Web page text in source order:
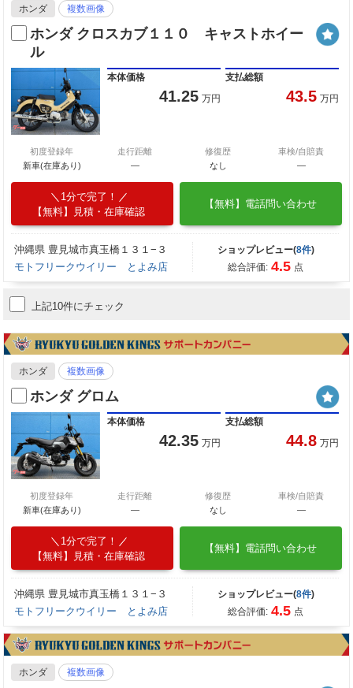
ホンダ 複数画像
ホンダ クロスカブ１１０ キャストホイー
ル
本体価格
41.25 万円
支払総額
43.5 万円
初度登録年
新車(在庫あり)
走行距離
―
修復歴
なし
車検/自賠責
―
1分で完了！
【無料】見積・在庫確認
【無料】電話問い合わせ
沖縄県 豊見城市真玉橋１３１−３
モトフリークウイリー とよみ店
ショップレビュー(8件)
総合評価: 4.5 点
上記10件にチェック
ホンダ 複数画像
ホンダ グロム
本体価格
42.35 万円
支払総額
44.8 万円
初度登録年
新車(在庫あり)
走行距離
―
修復歴
なし
車検/自賠責
―
1分で完了！
【無料】見積・在庫確認
【無料】電話問い合わせ
沖縄県 豊見城市真玉橋１３１−３
モトフリークウイリー とよみ店
ショップレビュー(8件)
総合評価: 4.5 点
ホンダ 複数画像